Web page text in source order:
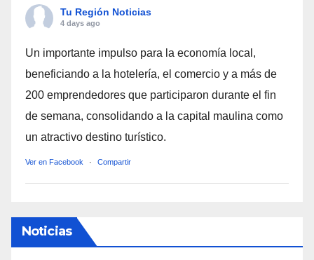
Tu Región Noticias
4 days ago
Un importante impulso para la economía local,
beneficiando a la hotelería, el comercio y a más de
200 emprendedores que participaron durante el fin
de semana, consolidando a la capital maulina como
un atractivo destino turístico.
Ver en Facebook · Compartir
Noticias